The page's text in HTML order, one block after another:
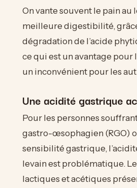
On vante souvent le pain au
meilleure digestibilité,
dégradation de l’acide
ce qui est un avantage pour
un inconvénient pour les
Une acidité gastrique
Pour les personnes
gastro-œsophagien (RGO)
sensibilité gastrique,
levain est problématique.
lactiques et acétiques